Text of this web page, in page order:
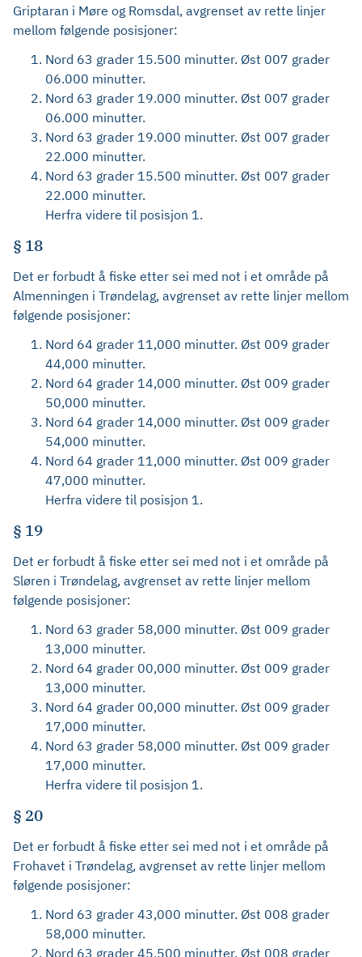
Griptaran i Møre og Romsdal, avgrenset av rette linjer
mellom følgende posisjoner:
Nord 63 grader 15.500 minutter. Øst 007 grader
06.000 minutter.
Nord 63 grader 19.000 minutter. Øst 007 grader
06.000 minutter.
Nord 63 grader 19.000 minutter. Øst 007 grader
22.000 minutter.
Nord 63 grader 15.500 minutter. Øst 007 grader
22.000 minutter.
Herfra videre til posisjon 1.
§ 18
Det er forbudt å fiske etter sei med not i et område på
Almenningen i Trøndelag, avgrenset av rette linjer mellom
følgende posisjoner:
Nord 64 grader 11,000 minutter. Øst 009 grader
44,000 minutter.
Nord 64 grader 14,000 minutter. Øst 009 grader
50,000 minutter.
Nord 64 grader 14,000 minutter. Øst 009 grader
54,000 minutter.
Nord 64 grader 11,000 minutter. Øst 009 grader
47,000 minutter.
Herfra videre til posisjon 1.
§ 19
Det er forbudt å fiske etter sei med not i et område på
Sløren i Trøndelag, avgrenset av rette linjer mellom
følgende posisjoner:
Nord 63 grader 58,000 minutter. Øst 009 grader
13,000 minutter.
Nord 64 grader 00,000 minutter. Øst 009 grader
13,000 minutter.
Nord 64 grader 00,000 minutter. Øst 009 grader
17,000 minutter.
Nord 63 grader 58,000 minutter. Øst 009 grader
17,000 minutter.
Herfra videre til posisjon 1.
§ 20
Det er forbudt å fiske etter sei med not i et område på
Frohavet i Trøndelag, avgrenset av rette linjer mellom
følgende posisjoner:
Nord 63 grader 43,000 minutter. Øst 008 grader
58,000 minutter.
Nord 63 grader 45,500 minutter. Øst 008 grader